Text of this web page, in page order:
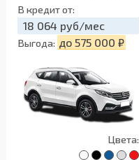
В кредит от:
18 064 руб/мес
Выгода: до 575 000 ₽
Цвета: